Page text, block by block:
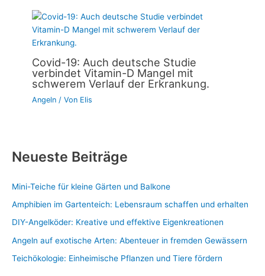
Covid-19: Auch deutsche Studie
verbindet Vitamin-D Mangel mit
schwerem Verlauf der Erkrankung.
Angeln / Von Elis
Neueste Beiträge
Mini-Teiche für kleine Gärten und Balkone
Amphibien im Gartenteich: Lebensraum schaffen und erhalten
DIY-Angelköder: Kreative und effektive Eigenkreationen
Angeln auf exotische Arten: Abenteuer in fremden Gewässern
Teichökologie: Einheimische Pflanzen und Tiere fördern